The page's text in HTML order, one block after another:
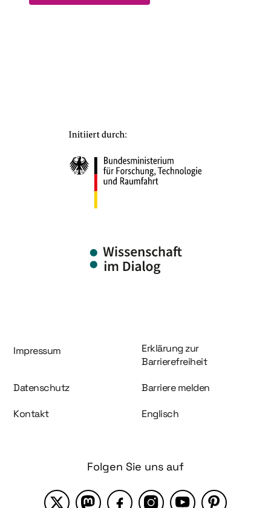
Information und Service
Impressum
Erklärung zur
Barrierefreiheit
Datenschutz Barriere melden
Kontakt Englisch
Folgen Sie uns auf